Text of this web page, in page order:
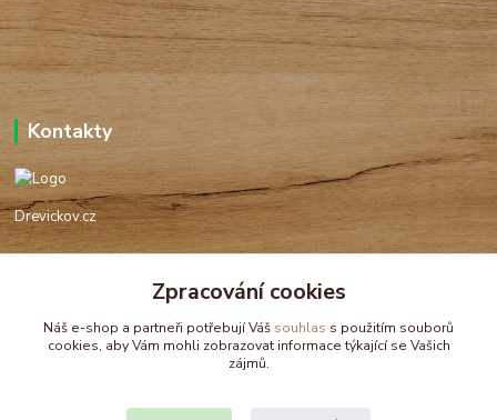
Kontakty
Drevickov.cz
+420 732 488 676
drevickov@drevickov.cz, info@drevickov.cz
Zpracování cookies
Náš e-shop a partneři potřebují Váš souhlas s použitím souborů
cookies, aby Vám mohli zobrazovat informace týkající se Vašich
zájmů.